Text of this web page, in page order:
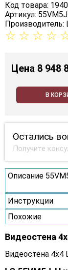
Код товара: 1940
Артикул:
Производитель:
☆ ☆ ☆ ☆
Цена 8 948
В
Остались
Получите
Описание
Инструкции
Похожие
Видеостена
Видеостена 4x4